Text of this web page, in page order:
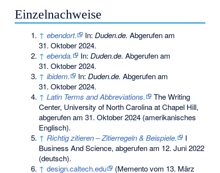
Einzelnachweise
↑ ebendort. In:Duden.de. Abgerufen am
31. Oktober 2024.
↑ ebenda. In:Duden.de. Abgerufen am
31. Oktober 2024.
↑ ibidem. In:Duden.de. Abgerufen am
31. Oktober 2024.
↑ Latin Terms and Abbreviations.
The Writing
Center, University of North Carolina at Chapel Hill,
abgerufen am 31. Oktober 2024 (amerikanisches
Englisch).
↑ Richtig zitieren – Zitierregeln & Beispiele.
I
Business And Science, abgerufen am 12. Juni 2022
(deutsch).
↑ design.caltech.edu (Mementovom 13. März